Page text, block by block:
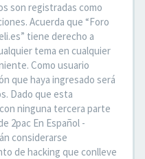
son registradas como
Acuerda que “Foro
tiene derecho a
tema en cualquier
Como usuario
que haya ingresado será
Dado que esta
ninguna tercera parte
2pac En Español -
considerarse
de hacking que conlleve